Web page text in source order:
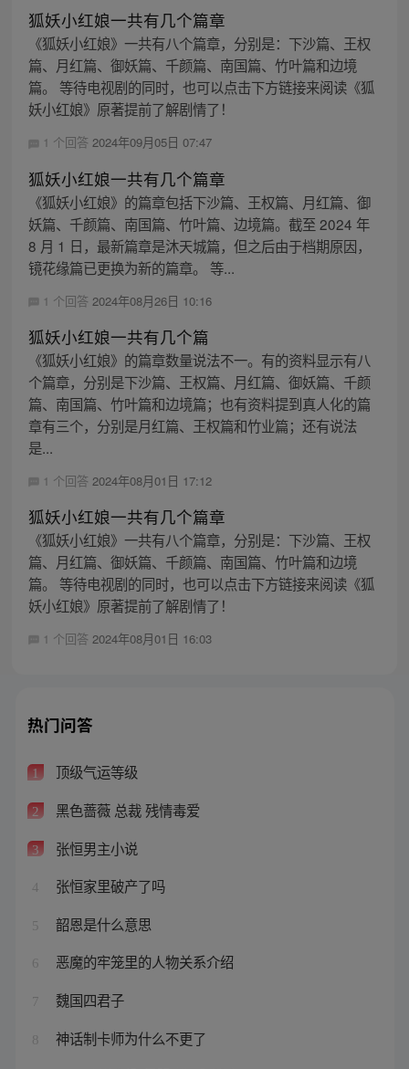
狐妖小红娘一共有几个篇章
《狐妖小红娘》一共有八个篇章，分别是：下沙篇、王权
篇、月红篇、御妖篇、千颜篇、南国篇、竹叶篇和边境
篇。 等待电视剧的同时，也可以点击下方链接来阅读《狐
妖小红娘》原著提前了解剧情了！
1 个回答 2024年09月05日 07:47
狐妖小红娘一共有几个篇章
《狐妖小红娘》的篇章包括下沙篇、王权篇、月红篇、御
妖篇、千颜篇、南国篇、竹叶篇、边境篇。截至 2024 年
8 月 1 日，最新篇章是沐天城篇，但之后由于档期原因，
镜花缘篇已更换为新的篇章。 等...
1 个回答 2024年08月26日 10:16
狐妖小红娘一共有几个篇
《狐妖小红娘》的篇章数量说法不一。有的资料显示有八
个篇章，分别是下沙篇、王权篇、月红篇、御妖篇、千颜
篇、南国篇、竹叶篇和边境篇；也有资料提到真人化的篇
章有三个，分别是月红篇、王权篇和竹业篇；还有说法
是...
1 个回答 2024年08月01日 17:12
狐妖小红娘一共有几个篇章
《狐妖小红娘》一共有八个篇章，分别是：下沙篇、王权
篇、月红篇、御妖篇、千颜篇、南国篇、竹叶篇和边境
篇。 等待电视剧的同时，也可以点击下方链接来阅读《狐
妖小红娘》原著提前了解剧情了！
1 个回答 2024年08月01日 16:03
热门问答
1 顶级气运等级
2 黑色蔷薇 总裁 残情毒爱
3 张恒男主小说
4 张恒家里破产了吗
5 韶恩是什么意思
6 恶魔的牢笼里的人物关系介绍
7 魏国四君子
8 神话制卡师为什么不更了